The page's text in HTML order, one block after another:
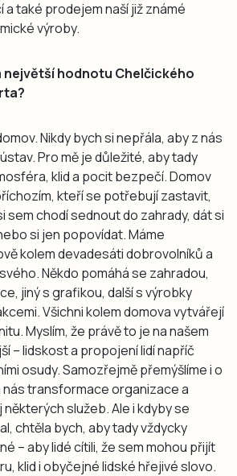
a také prodejem naší již známé
výroby.
největší hodnotu Chelčického
Nikdy bych si nepřála, aby z nás
Pro mě je důležité, aby tady
klid a pocit bezpečí. Domov
kteří se potřebují zastavit,
sem chodí sednout do zahrady, dát si
si jen popovídat. Máme
kolem devadesáti dobrovolníků a
Někdo pomáhá se zahradou,
jiný s grafikou, další s výrobky
Všichni kolem domova vytvářejí
Myslím, že právě to je na našem
– lidskost a propojení lidí napříč
osudy. Samozřejmě přemýšlíme i o
transformace organizace a
některých služeb. Ale i kdyby se
chtěla bych, aby tady vždycky
– aby lidé cítili, že sem mohou přijít
klid i obyčejné lidské hřejivé slovo.